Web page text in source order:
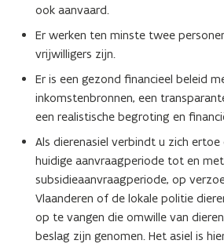
ook aanvaard.
Er werken ten minste twee
vrijwilligers zijn.
Er is een gezond financieel beleid
inkomstenbronnen, een
een realistische begroting en
Als dierenasiel verbindt u zich
huidige aanvraagperiode tot en
subsidieaanvraagperiode, op
Vlaanderen of de lokale politie
op te vangen die omwille van
beslag zijn genomen. Het asiel is